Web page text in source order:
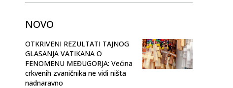
NOVO
OTKRIVENI REZULTATI TAJNOG
GLASANJA VATIKANA O
FENOMENU MEĐUGORJA: Većina
crkvenih zvaničnika ne vidi ništa
nadnaravno